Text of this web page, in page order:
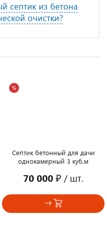
септик из бетона
очистки?
Септик бетонный для дачи
однокамерный 3 куб.м
70 000 ₽ / шт.